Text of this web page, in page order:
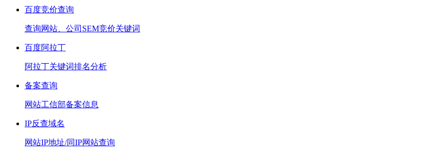
百度竞价查询
查询网站、公司SEM竞价关键词
百度阿拉丁
阿拉丁关键词排名分析
备案查询
网站工信部备案信息
IP反查域名
网站IP地址/同IP网站查询